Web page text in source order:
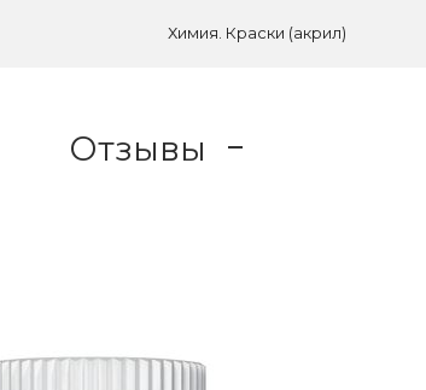
Химия. Краски (акрил)
Отзывы